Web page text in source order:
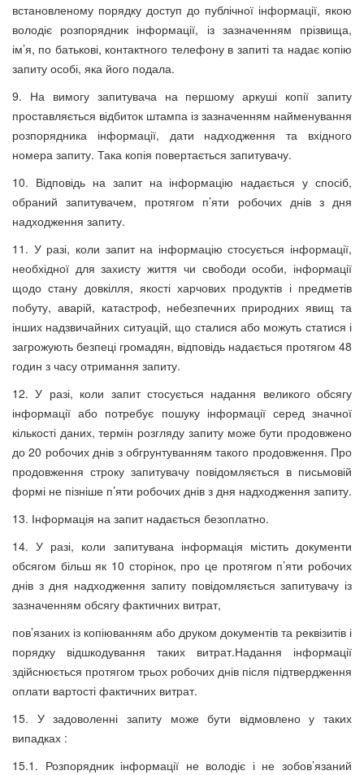
встановленому порядку доступ до публічної інформації, якою
володіє розпорядник інформації, із зазначенням прізвища,
ім’я, по батькові, контактного телефону в запиті та надає копію
запиту особі, яка його подала.
9. На вимогу запитувача на першому аркуші копії запиту
проставляється відбиток штампа із зазначенням найменування
розпорядника інформації, дати надходження та вхідного
номера запиту. Така копія повертається запитувачу.
10. Відповідь на запит на інформацію надається у спосіб,
обраний запитувачем, протягом п’яти робочих днів з дня
надходження запиту.
11. У разі, коли запит на інформацію стосується інформації,
необхідної для захисту життя чи свободи особи, інформації
щодо стану довкілля, якості харчових продуктів і предметів
побуту, аварій, катастроф, небезпечних природних явищ та
інших надзвичайних ситуацій, що сталися або можуть статися і
загрожують безпеці громадян, відповідь надається протягом 48
годин з часу отримання запиту.
12. У разі, коли запит стосується надання великого обсягу
інформації або потребує пошуку інформації серед значної
кількості даних, термін розгляду запиту може бути продовжено
до 20 робочих днів з обгрунтуванням такого продовження. Про
продовження строку запитувачу повідомляється в письмовій
формі не пізніше п’яти робочих днів з дня надходження запиту.
13. Інформація на запит надається безоплатно.
14. У разі, коли запитувана інформація містить документи
обсягом більш як 10 сторінок, про це протягом п’яти робочих
днів з дня надходження запиту повідомляється запитувачу із
зазначенням обсягу фактичних витрат,
пов’язаних із копіюванням або друком документів та реквізитів і
порядку відшкодування таких витрат.Надання інформації
здійснюється протягом трьох робочих днів після підтвердження
оплати вартості фактичних витрат.
15. У задоволенні запиту може бути відмовлено у таких
випадках :
15.1. Розпорядник інформації не володіє і не зобов’язаний